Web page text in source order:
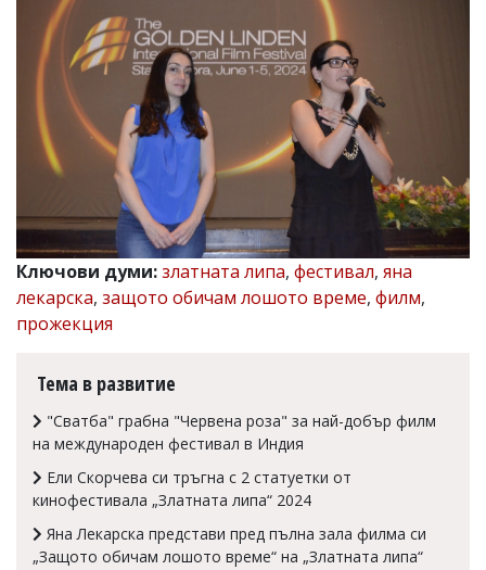
Управители:
Веселин
Василев,
email:
v.vasilev@flagman.bg
Касабова,
k.kassabova@flagman.bg
Главен
редактор:
Иван
Колев,
email:
office@flagman.bg
въвеждат
читателите
носи
Ключови думи:златната липа, фестивал, яна
лекарска, защото обичам лошото време, филм,
прожекция
Тема в развитие
"Сватба" грабна "Червена роза" за най-добър филм
на международен фестивал в Индия
Ели Скорчева си тръгна с 2 статуетки от
кинофестивала „Златната липа“ 2024
Яна Лекарска представи пред пълна зала филма си
„Защото обичам лошото време“ на „Златната липа“